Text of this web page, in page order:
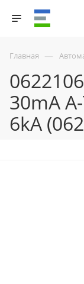
Главная —
30mA
6kA